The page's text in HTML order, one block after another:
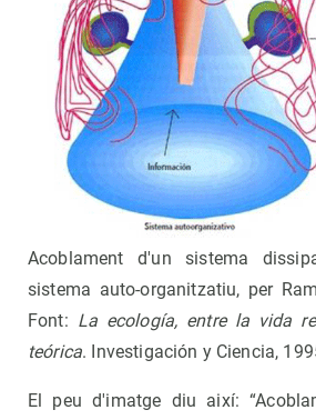
Acoblament d'un sistema
sistema auto-organitzatiu, per
Font: La ecología, entre la vida
teórica. Investigación y Ciencia,
El peu d'imatge diu així: